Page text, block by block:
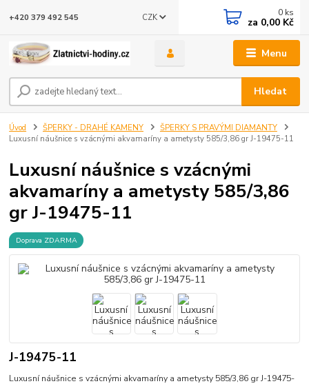
Menu
CZK
Hledat
+420 379 492 545 0 ks
za 0,00 Kč
Úvod ŠPERKY - DRAHÉ KAMENY
ŠPERKY S PRAVÝMI DIAMANTY
Luxusní náušnice s vzácnými akvamaríny a ametysty 585/3,86 gr J-19475-11
Luxusní náušnice s vzácnými
akvamaríny a ametysty 585/3,86
gr J-19475-11
Doprava ZDARMA
J-19475-11
Luxusní náušnice s vzácnými akvamaríny a ametysty 585/3,86 gr J-19475-